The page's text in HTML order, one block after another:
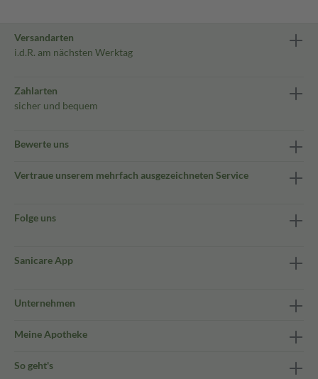
Versandarten
i.d.R. am nächsten Werktag
Zahlarten
sicher und bequem
Bewerte uns
Vertraue unserem mehrfach ausgezeichneten Service
Folge uns
Sanicare App
Unternehmen
Meine Apotheke
So geht's